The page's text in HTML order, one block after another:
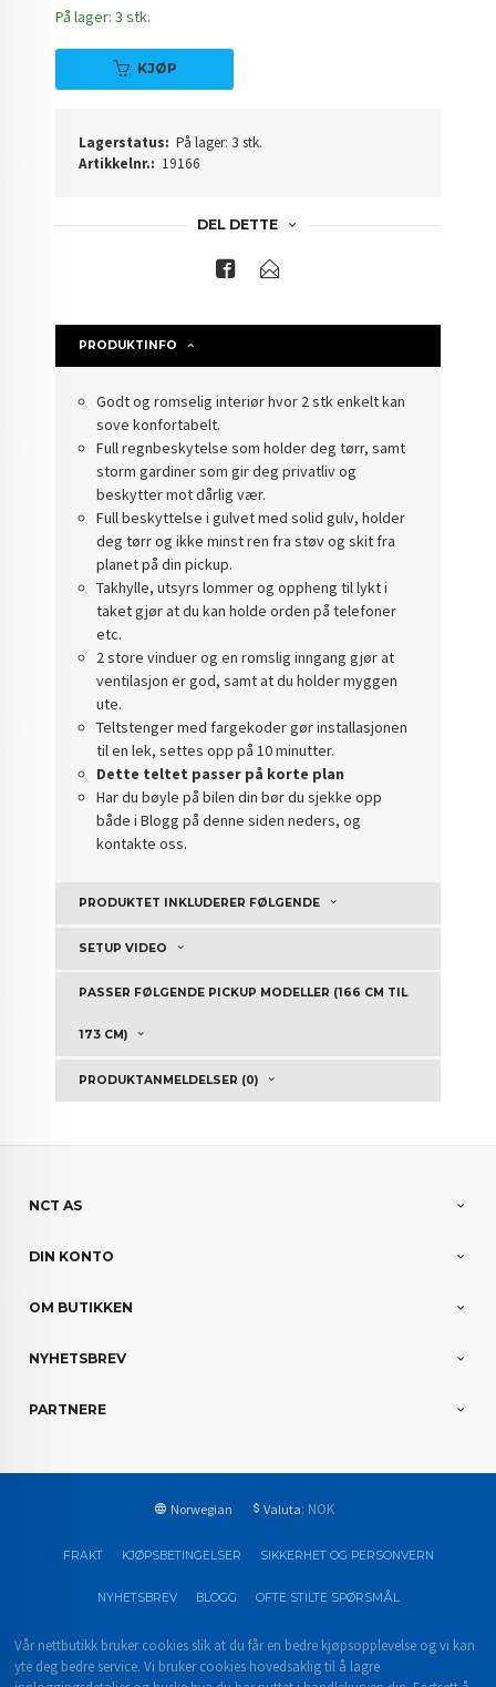
På lager: 3 stk.
KJØP
Lagerstatus: På lager: 3 stk.
Artikkelnr.: 19166
DEL DETTE
PRODUKTINFO
Godt og romselig interiør hvor 2 stk enkelt kan
sove konfortabelt.
Full regnbeskytelse som holder deg tørr, samt
storm gardiner som gir deg privatliv og
beskytter mot dårlig vær.
Full beskyttelse i gulvet med solid gulv, holder
deg tørr og ikke minst ren fra støv og skit fra
planet på din pickup.
Takhylle, utsyrs lommer og oppheng til lykt i
taket gjør at du kan holde orden på telefoner
etc.
2 store vinduer og en romslig inngang gjør at
ventilasjon er god, samt at du holder myggen
ute.
Teltstenger med fargekoder gør installasjonen
til en lek, settes opp på 10 minutter.
Dette teltet passer på korte plan
Har du bøyle på bilen din bør du sjekke opp
både i Blogg på denne siden neders, og
kontakte oss.
PRODUKTET INKLUDERER FØLGENDE
SETUP VIDEO
PASSER FØLGENDE PICKUP MODELLER (166 CM TIL
173 CM)
PRODUKTANMELDELSER (0)
NCT AS
DIN KONTO
OM BUTIKKEN
NYHETSBREV
PARTNERE
Norwegian Valuta: NOK
FRAKT KJØPSBETINGELSER SIKKERHET OG PERSONVERN
NYHETSBREV BLOGG OFTE STILTE SPØRSMÅL
Vår nettbutikk bruker cookies slik at du får en bedre kjøpsopplevelse og vi kan
yte deg bedre service. Vi bruker cookies hovedsaklig til å lagre